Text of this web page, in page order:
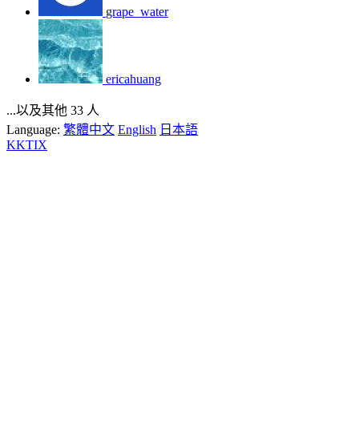
grape_water
ericahuang
...以及其他 33 人
Language: 繁體中文 English 日本語
KKTIX